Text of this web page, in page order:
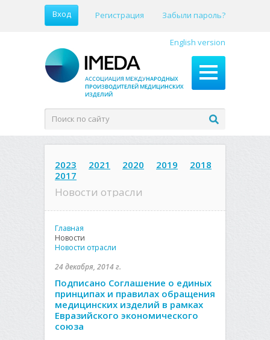
Вход Регистрация Забыли пароль?
English version
2023 2021 2020 2019
2018
2017
Новости отрасли
Главная
Новости
Новости отрасли
24 декабря, 2014 г.
Подписано Соглашение о единых
принципах и правилах обращения
медицинских изделий в рамках
Евразийского экономического
союза